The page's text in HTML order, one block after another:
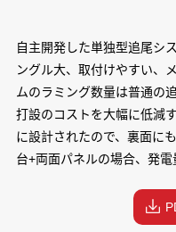
自主開発した単独型追尾シ
ングル大、取付けやすい、
ムのラミング数量は普通の
打設のコストを大幅に低減
に設計されたので、裏面に
台+両面パネルの場合、発電